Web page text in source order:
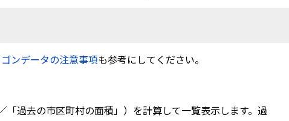
ンデータの注意事項も参考にしてください。
過去の市区町村の面積」）を計算して一覧表示します。過